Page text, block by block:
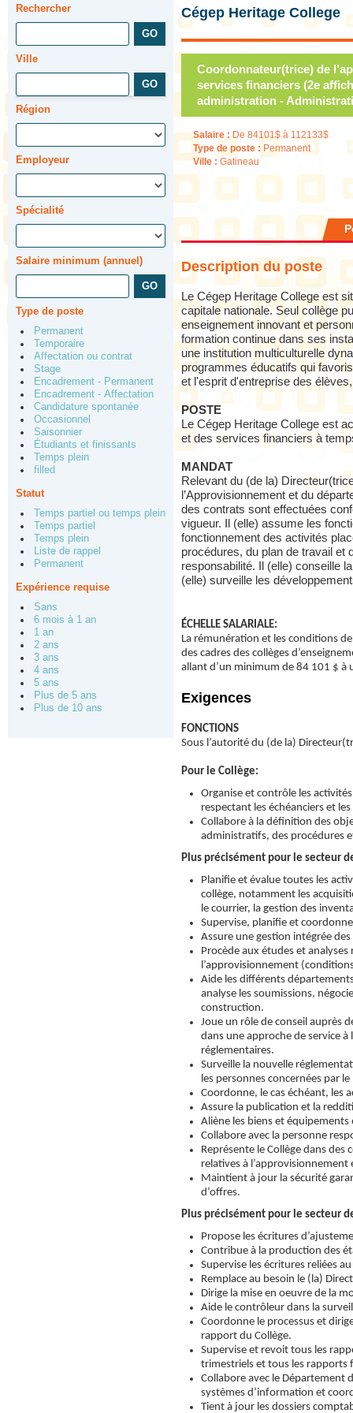
Rechercher
Ville
Région
Employeur
Spécialité
Salaire minimum (annuel)
Type de poste
Permanent
Temporaire
Affectation ou contrat
Stage
Encadrement - Permanent
Encadrement - Affectation
Candidature spontanée
Occasionnel
Saisonnier
Étudiants et finissants
Temps plein
filled
Statut
Temps partiel ou temps plein
Temps partiel
Temps plein
Liste de rappel
Permanent
Expérience requise
Sans
6 mois à 1 an
1 an
2 ans
3 ans
4 ans
5 ans
Plus de 5 ans
Plus de 10 ans
Cégep Heritage College
Coordonnateur(trice) de
services financiers (2e
administration -
Salaire : De 84101$ à 112133$
Type de poste : Permanent
Ville : Gatineau
Description du poste
Le Cégep Heritage College est
capitale nationale. Seul collège
enseignement innovant et
formation continue dans ses
une institution multiculturelle
programmes éducatifs qui
et l'esprit d'entreprise des
POSTE
Le Cégep Heritage College est
et des services financiers à
MANDAT
Relevant du (de la)
l’Approvisionnement et du
des contrats sont effectuées
vigueur. Il (elle) assume les
fonctionnement des activités
procédures, du plan de travail et
responsabilité. Il (elle) conseille
(elle) surveille les
ÉCHELLE SALARIALE:
La rémunération et les conditions
des cadres des collèges
allant d’un minimum de 84 101 $
Exigences
FONCTIONS
Sous l’autorité du (de la)
Pour le Collège:
Organise et contrôle les
respectant les échéanciers et
Collabore à la définition des
administratifs, des procédures
Plus précisément pour le secteur
Planifie et évalue toutes les
collège, notamment les
le courrier, la gestion des
Supervise, planifie et
Assure une gestion intégrée
Procède aux études et
l’approvisionnement
Aide les différents
analyse les soumissions,
construction.
Joue un rôle de conseil auprès
dans une approche de service
réglementaires.
Surveille la nouvelle
les personnes concernées par
Coordonne, le cas échéant, les
Assure la publication et la
Aliène les biens et
Collabore avec la personne
Représente le Collège dans
relatives à
Maintient à jour la sécurité
d’offres.
Plus précisément pour le secteur
Propose les écritures
Contribue à la production des
Supervise les écritures reliées
Remplace au besoin le (la)
Dirige la mise en oeuvre de la
Aide le contrôleur dans la
Coordonne le processus et
rapport du Collège.
Supervise et revoit tous les
trimestriels et tous les rapports
Collabore avec le Département
systèmes d’information et
Tient à jour les dossiers